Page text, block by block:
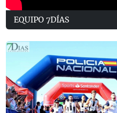
EQUIPO 7DÍAS